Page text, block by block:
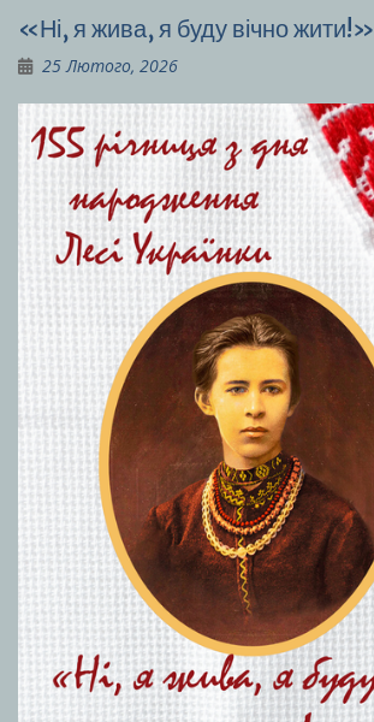
«Ні, я жива, я буду вічно жити!»
25 Лютого, 2026